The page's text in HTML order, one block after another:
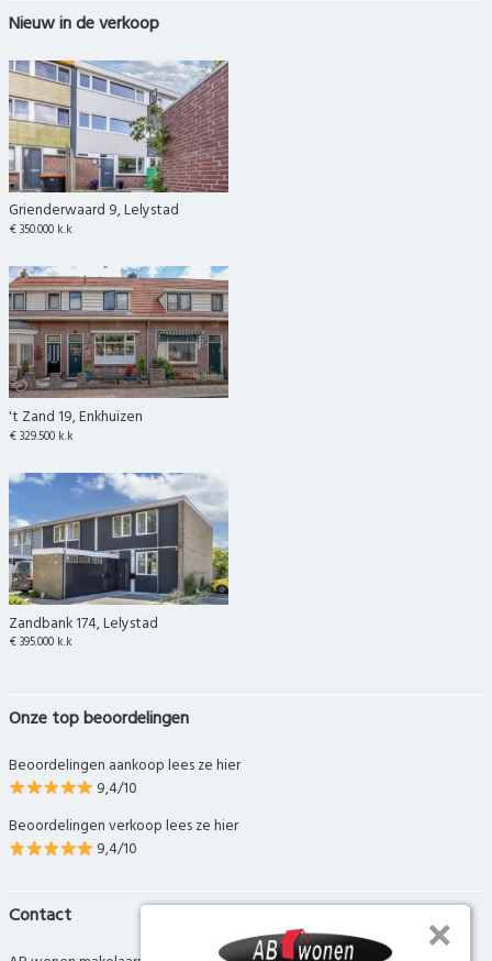
Nieuw in de verkoop
Grienderwaard 9, Lelystad
€ 350.000 k.k
't Zand 19, Enkhuizen
€ 329.500 k.k
Zandbank 174, Lelystad
€ 395.000 k.k
Onze top beoordelingen
Beoordelingen aankoop lees ze hier
9,4/10
Beoordelingen verkoop lees ze hier
9,4/10
Contact